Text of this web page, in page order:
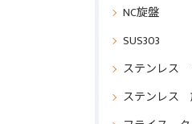
NC旋盤
SUS303
ステンレス
ステンレス